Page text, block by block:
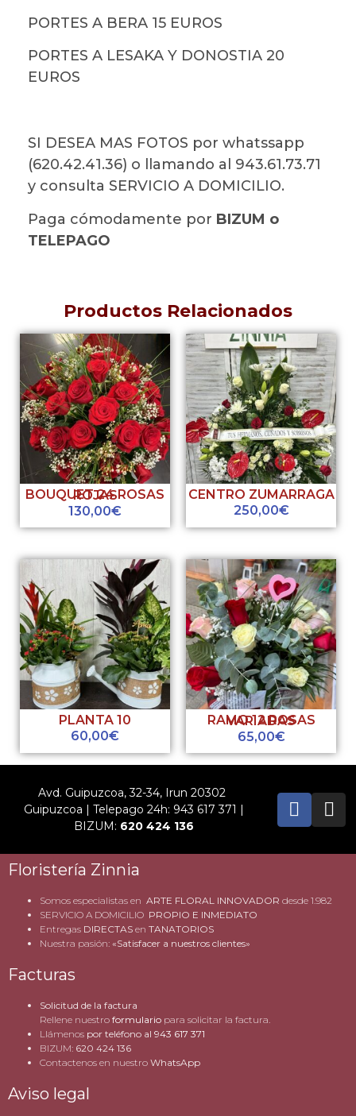
PORTES A BERA 15 EUROS
PORTES A LESAKA Y DONOSTIA 20
EUROS
SI DESEA MAS FOTOS por whatssapp
(620.42.41.36) o llamando al 943.61.73.71
y consulta SERVICIO A DOMICILIO.
Paga cómodamente por BIZUM o
TELEPAGO
Productos Relacionados
BOUQUET 24 ROSAS ROJAS
130,00€
CENTRO ZUMARRAGA
250,00€
PLANTA 10
60,00€
RAMO 12 ROSAS VARIADAS
65,00€
Avd. Guipuzcoa, 32-34, Irun 20302
Guipuzcoa | Telepago 24h: 943 617 371 |
BIZUM: 620 424 136
Floristería Zinnia
Somos especialistas en ARTE FLORAL INNOVADOR desde 1.982
SERVICIO A DOMICILIO PROPIO E INMEDIATO
Entregas DIRECTAS en TANATORIOS
Nuestra pasión: «Satisfacer a nuestros clientes»
Facturas
Solicitud de la factura
Rellene nuestro formulario para solicitar la factura.
Llámenos por teléfono al 943 617 371
BIZUM: 620 424 136
Contactenos en nuestro WhatsApp
Aviso legal